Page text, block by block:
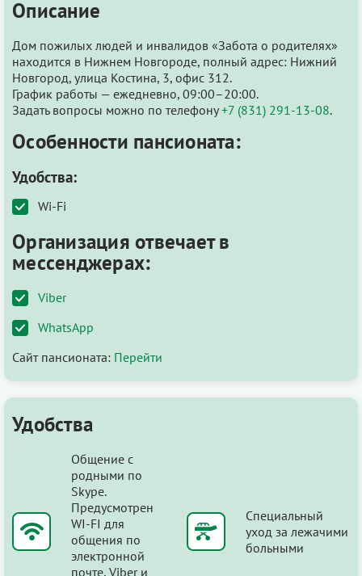
Описание
Дом пожилых людей и инвалидов «Забота о родителях»
находится в Нижнем Новгороде, полный адрес: Нижний
Новгород, улица Костина, 3, офис 312.
График работы — ежедневно, 09:00–20:00.
Задать вопросы можно по телефону+7 (831) 291-13-08.
Особенности пансионата:
Удобства:
Wi-Fi
Организация отвечает в
мессенджерах:
Viber
WhatsApp
Сайт пансионата: Перейти
Удобства
Общение с
родными по
Skype.
Предусмотрен
WI-FI для
общения по
электронной
почте, Viber и
Специальный
уход за лежачими
больными